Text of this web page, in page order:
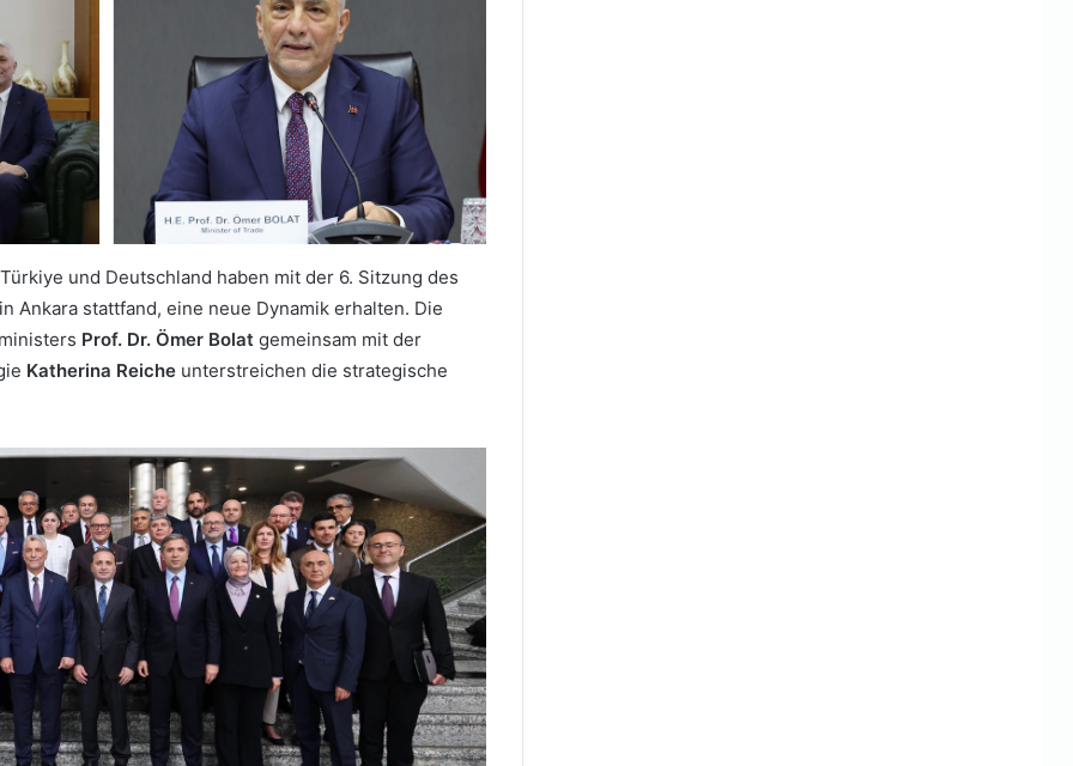
und Deutschland haben mit der 6. Sitzung des
Ankara stattfand, eine neue Dynamik erhalten. Die
Prof. Dr. Ömer Bolat gemeinsam mit der
Katherina Reiche unterstreichen die strategische